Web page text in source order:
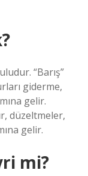
“Barış”
giderme,
gelir.
düzeltmeler,
gelir.
mi?